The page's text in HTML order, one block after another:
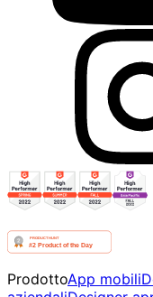
ProdottoApp mobili